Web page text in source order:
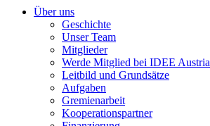
Über uns
Geschichte
Unser Team
Mitglieder
Werde Mitglied bei IDEE Austria
Leitbild und Grundsätze
Aufgaben
Gremienarbeit
Kooperationspartner